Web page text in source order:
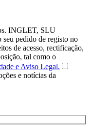
INGLET, SLU
seu pedido de registo no
de acesso, rectificação,
tal como o
e Aviso Legal.
e notícias da